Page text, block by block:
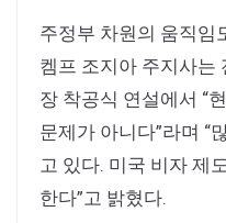
주정부 차원의 움직임
켐프 조지아 주지사는
장 착공식 연설에서 “
문제가 아니다”라며 “
고 있다. 미국 비자 제
한다”고 밝혔다.